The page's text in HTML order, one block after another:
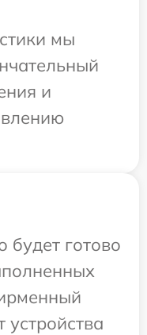
мы
и
будет готово